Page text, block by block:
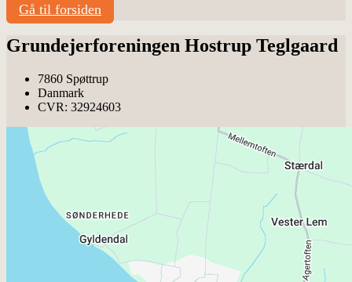
Gå til forsiden
Grundejerforeningen Hostrup Teglgaard
7860 Spøttrup
Danmark
CVR: 32924603